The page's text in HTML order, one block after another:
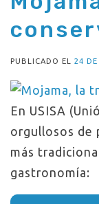
PUBLICADO EL 24
En USISA
orgullosos de
más
gastronomía: